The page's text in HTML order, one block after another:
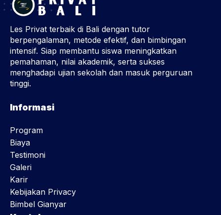
Les Privat terbaik di Bali dengan tutor
berpengalaman, metode efektif, dan bimbingan
intensif. Siap membantu siswa meningkatkan
pemahaman, nilai akademik, serta sukses
menghadapi ujian sekolah dan masuk perguruan
tinggi.
Informasi
Program
Biaya
Testimoni
Galeri
Karir
Kebijakan Privacy
Bimbel Gianyar